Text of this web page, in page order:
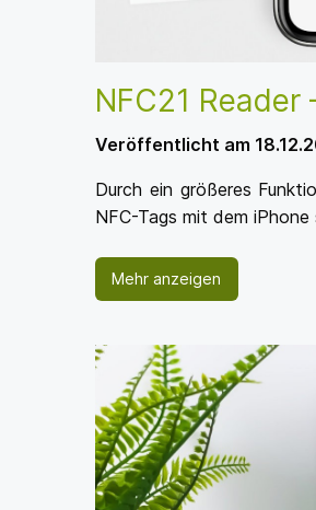
NFC21
Veröffentlicht am
Durch ein größeres
NFC-Tags mit dem
Mehr anzeigen